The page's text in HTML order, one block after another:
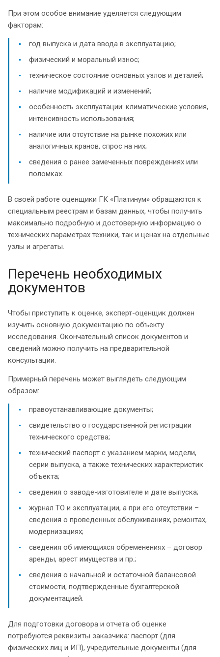
При этом особое внимание уделяется следующим
факторам:
год выпуска и дата ввода в эксплуатацию;
физический и моральный износ;
техническое состояние основных узлов и деталей;
наличие модификаций и изменений;
особенность эксплуатации: климатические условия,
интенсивность использования;
наличие или отсутствие на рынке похожих или
аналогичных кранов, спрос на них;
сведения о ранее замеченных повреждениях или
поломках.
В своей работе оценщики ГК «Платинум» обращаются к
специальным реестрам и базам данных, чтобы получить
максимально подробную и достоверную информацию о
технических параметрах техники, так и ценах на отдельные
узлы и агрегаты.
Перечень необходимых
документов
Чтобы приступить к оценке, эксперт-оценщик должен
изучить основную документацию по объекту
исследования. Окончательный список документов и
сведений можно получить на предварительной
консультации.
Примерный перечень может выглядеть следующим
образом:
правоустанавливающие документы;
свидетельство о государственной регистрации
технического средства;
технический паспорт с указанием марки, модели,
серии выпуска, а также технических характеристик
объекта;
сведения о заводе-изготовителе и дате выпуска;
журнал ТО и эксплуатации, а при его отсутствии –
сведения о проведенных обслуживаниях, ремонтах,
модернизациях;
сведения об имеющихся обременениях – договор
аренды, арест имущества и пр.;
сведения о начальной и остаточной балансовой
стоимости, подтвержденные бухгалтерской
документацией.
Для подготовки договора и отчета об оценке
потребуются реквизиты заказчика: паспорт (для
физических лиц и ИП), учредительные документы (для